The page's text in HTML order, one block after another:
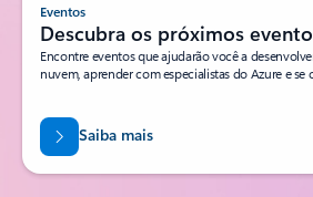
Eventos
Descubra os próximos
Encontre eventos que ajudarão você a
nuvem, aprender com especialistas do Azure e se
Saiba mais